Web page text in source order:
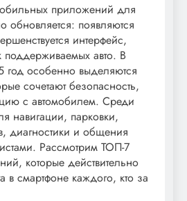
приложений для
обновляется: появляются
интерфейс,
поддерживаемых авто. В
год особенно выделяются
сочетают безопасность,
с автомобилем. Среди
навигации, парковки,
диагностики и общения
Рассмотрим ТОП-7
которые действительно
в смартфоне каждого, кто за